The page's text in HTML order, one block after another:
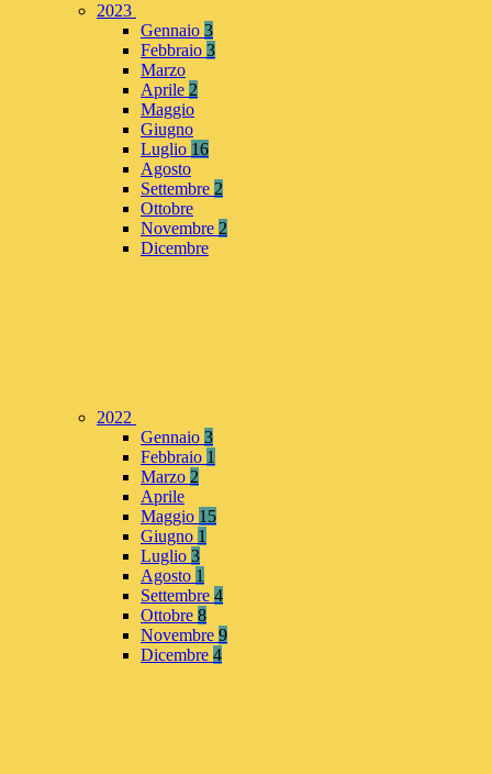
2023
Gennaio 3
Febbraio 3
Marzo
Aprile 2
Maggio
Giugno
Luglio 16
Agosto
Settembre 2
Ottobre
Novembre 2
Dicembre
2022
Gennaio 3
Febbraio 1
Marzo 2
Aprile
Maggio 15
Giugno 1
Luglio 3
Agosto 1
Settembre 4
Ottobre 8
Novembre 9
Dicembre 4